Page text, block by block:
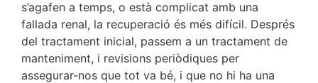
s’agafen a temps, o està complicat amb una
fallada renal, la recuperació és més difícil. Després
del tractament inicial, passem a un tractament de
manteniment, i revisions periòdiques per
assegurar-nos que tot va bé, i que no hi ha una